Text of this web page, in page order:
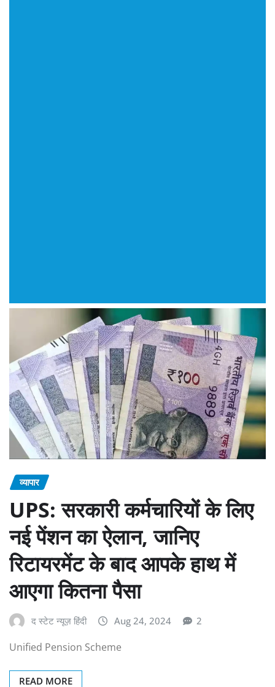
व्यापार
UPS: सरकारी कर्मचारियों के लिए
नई पेंशन का ऐलान, जानिए
रिटायरमेंट के बाद आपके हाथ में
आएगा कितना पैसा
द स्टेट न्यूज़ हिंदी Aug 24, 2024 2
Unified Pension Scheme
READ MORE